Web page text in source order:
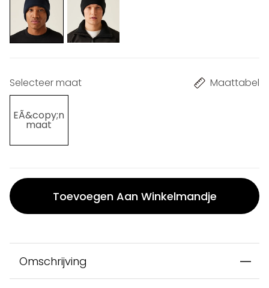
Selecteer maat Maattabel
EÃ&copy;n
maat
Toevoegen Aan Winkelmandje
Omschrijving